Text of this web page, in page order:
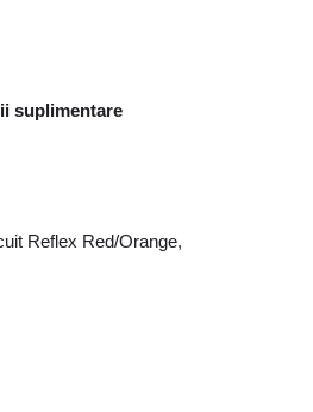
suplimentare
Reflex Red/Orange,